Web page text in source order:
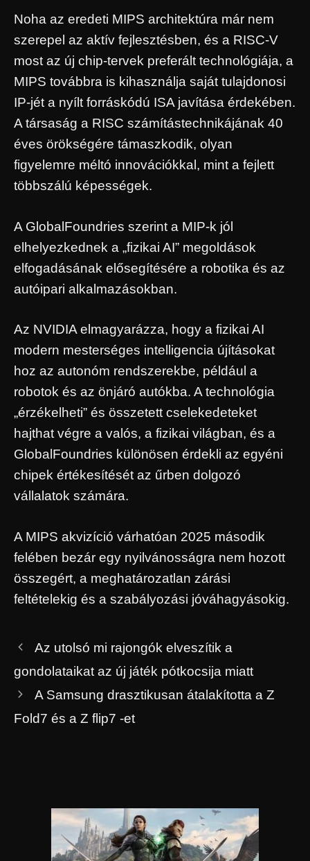
Noha az eredeti MIPS architektúra már nem
szerepel az aktív fejlesztésben, és a RISC-V
most az új chip-tervek preferált technológiája, a
MIPS továbbra is kihasználja saját tulajdonosi
IP-jét a nyílt forráskódú ISA javítása érdekében.
A társaság a RISC számítástechnikájának 40
éves örökségére támaszkodik, olyan
figyelemre méltó innovációkkal, mint a fejlett
többszálú képességek.
A GlobalFoundries szerint a MIP-k jól
elhelyezkednek a „fizikai AI” megoldások
elfogadásának elősegítésére a robotika és az
autóipari alkalmazásokban.
Az NVIDIA elmagyarázza, hogy a fizikai AI
modern mesterséges intelligencia újításokat
hoz az autonóm rendszerekbe, például a
robotok és az önjáró autókba. A technológia
„érzékelheti” és összetett cselekedeteket
hajthat végre a valós, a fizikai világban, és a
GlobalFoundries különösen érdekli az egyéni
chipek értékesítését az űrben dolgozó
vállalatok számára.
A MIPS akvizíció várhatóan 2025 második
felében bezár egy nyilvánosságra nem hozott
összegért, a meghatározatlan zárási
feltételekig és a szabályozási jóváhagyásokig.
Az utolsó mi rajongók elveszítik a
gondolataikat az új játék pótkocsija miatt
A Samsung drasztikusan átalakította a Z
Fold7 és a Z flip7 -et